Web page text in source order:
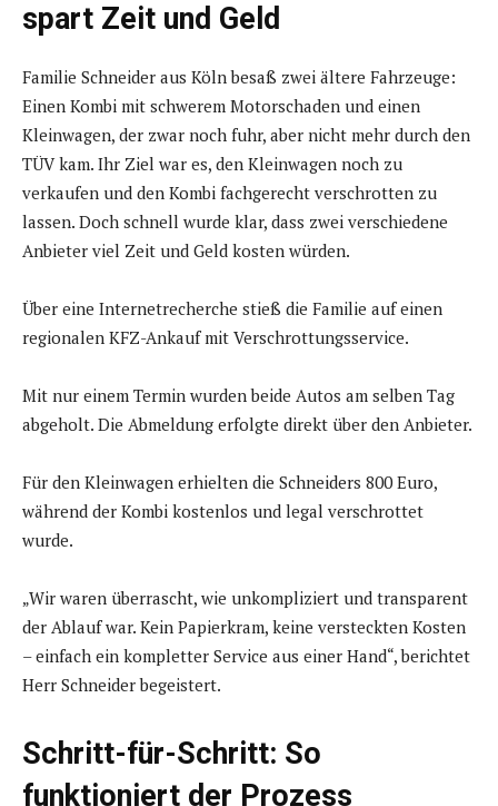
spart Zeit und Geld
Familie Schneider aus Köln besaß zwei ältere Fahrzeuge:
Einen Kombi mit schwerem Motorschaden und einen
Kleinwagen, der zwar noch fuhr, aber nicht mehr durch den
TÜV kam. Ihr Ziel war es, den Kleinwagen noch zu
verkaufen und den Kombi fachgerecht verschrotten zu
lassen. Doch schnell wurde klar, dass zwei verschiedene
Anbieter viel Zeit und Geld kosten würden.
Über eine Internetrecherche stieß die Familie auf einen
regionalen KFZ-Ankauf mit Verschrottungsservice.
Mit nur einem Termin wurden beide Autos am selben Tag
abgeholt. Die Abmeldung erfolgte direkt über den Anbieter.
Für den Kleinwagen erhielten die Schneiders 800 Euro,
während der Kombi kostenlos und legal verschrottet
wurde.
„Wir waren überrascht, wie unkompliziert und transparent
der Ablauf war. Kein Papierkram, keine versteckten Kosten
– einfach ein kompletter Service aus einer Hand“, berichtet
Herr Schneider begeistert.
Schritt-für-Schritt: So
funktioniert der Prozess